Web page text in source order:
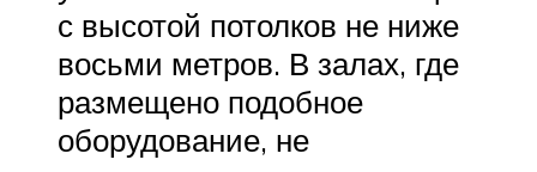
с высотой потолков не ниже
восьми метров. В залах, где
размещено подобное
оборудование, не